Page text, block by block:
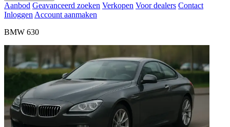
Aanbod Geavanceerd zoeken Verkopen Voor dealers Contact
Inloggen Account aanmaken
BMW 630